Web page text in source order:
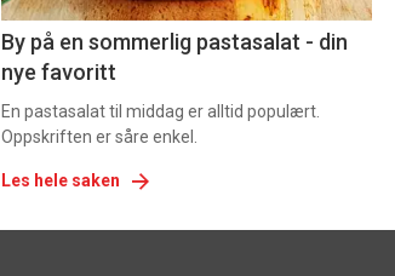
By på en sommerlig pastasalat - din
nye favoritt
En pastasalat til middag er alltid populært.
Oppskriften er såre enkel.
Les hele saken